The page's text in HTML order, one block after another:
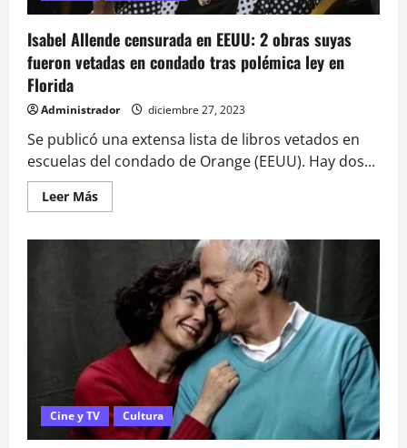
Isabel Allende censurada en EEUU: 2 obras suyas
fueron vetadas en condado tras polémica ley en
Florida
Administrador diciembre 27, 2023
Se publicó una extensa lista de libros vetados en
escuelas del condado de Orange (EEUU). Hay dos...
Leer MásLeer
más
censurada
EEUU:
obras
suyas
fueron
vetadas
en
condado
tras
polémica
ley
en
Cine y TV Cultura